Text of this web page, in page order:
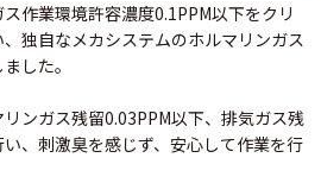
作業環境許容濃度0.1PPM以下をクリ
独自なメカシステムのホルマリンガス
した。
ンガス残留0.03PPM以下、排気ガス残
、刺激臭を感じず、安心して作業を行